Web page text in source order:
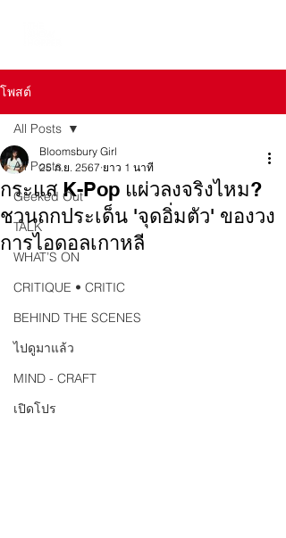
โพสต์
All Posts
Geeked Out
TALK
WHAT’S ON
CRITIQUE • CRITIC
BEHIND THE SCENES
ไปดูมาแล้ว
MIND - CRAFT
เปิดโปร
All Posts
กระแส K-Pop แผ่วลงจริงไหม?
ชวนถกประเด็น 'จุดอิ่มตัว' ของวง
การไอดอลเกาหลี
Bloomsbury Girl
25 ก.ย. 2567 ยาว 1 นาที